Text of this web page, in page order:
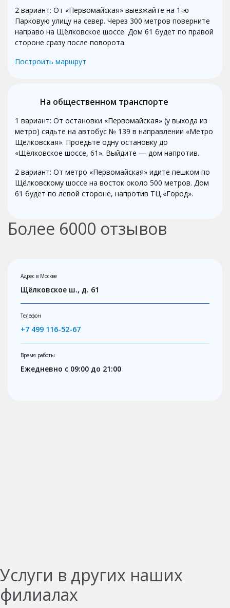
2 вариант: От «Первомайская» выезжайте на 1-ю
Парковую улицу на север. Через 300 метров поверните
направо на Щёлковское шоссе. Дом 61 будет по правой
стороне сразу после поворота.
Построить маршрут
На общественном транспорте
1 вариант: От остановки «Первомайская» (у выхода из
метро) сядьте на автобус № 139 в направлении «Метро
Щёлковская». Проедьте одну остановку до
«Щёлковское шоссе, 61». Выйдите — дом напротив.
2 вариант: От метро «Первомайская» идите пешком по
Щёлковскому шоссе на восток около 500 метров. Дом
61 будет по левой стороне, напротив ТЦ «Город».
Более 6000 отзывов
Адрес в Москве
Щёлковское ш., д. 61
Телефон
+7 499 116-52-67
Время работы
Ежедневно с 09:00 до 21:00
Услуги в других наших
филиалах